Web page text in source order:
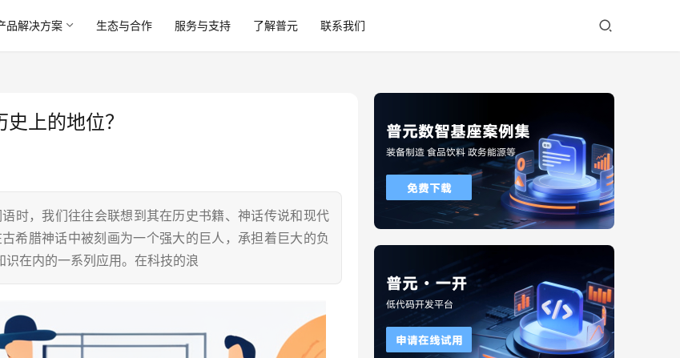
品解决方案 生态与合作 服务与支持 了解普元 联系我们
上的地位？
时，我们往往会联想到其在历史书籍、神话传说和现代
希腊神话中被刻画为一个强大的巨人，承担着巨大的负
识在内的一系列应用。在科技的浪